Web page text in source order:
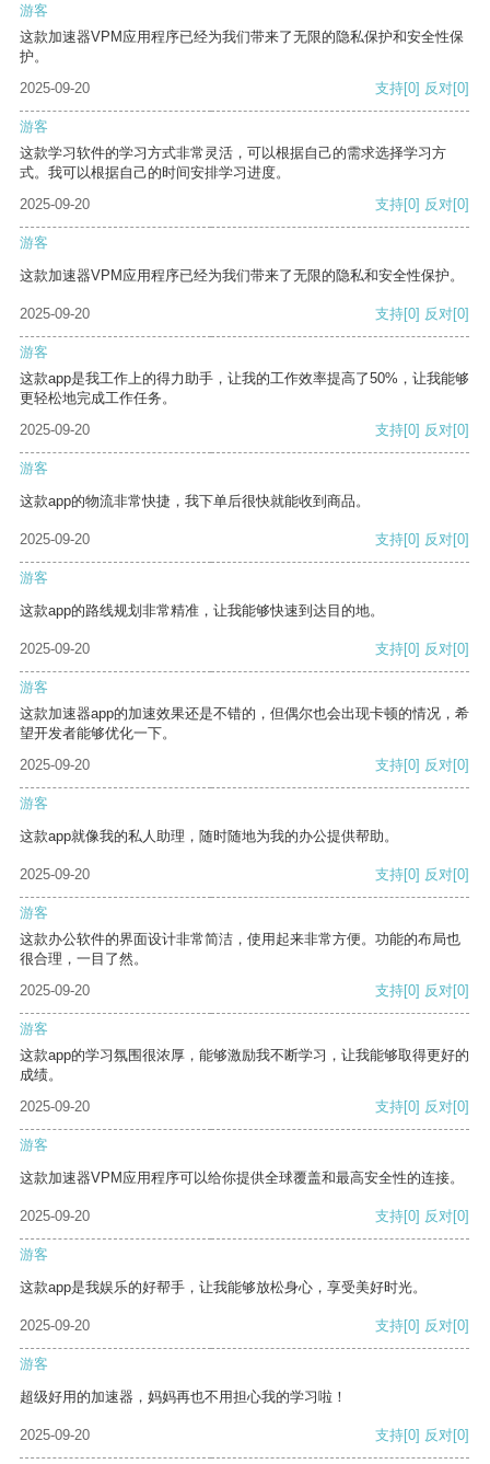
游客
这款加速器VPM应用程序已经为我们带来了无限的隐私保护和安全性保
护。
2025-09-20
支持[0] 反对[0]
游客
这款学习软件的学习方式非常灵活，可以根据自己的需求选择学习方
式。我可以根据自己的时间安排学习进度。
2025-09-20
支持[0] 反对[0]
游客
这款加速器VPM应用程序已经为我们带来了无限的隐私和安全性保护。
2025-09-20 支持[0] 反对[0]
游客
这款app是我工作上的得力助手，让我的工作效率提高了50%，让我能够
更轻松地完成工作任务。
2025-09-20
支持[0] 反对[0]
游客
这款app的物流非常快捷，我下单后很快就能收到商品。
2025-09-20 支持[0] 反对[0]
游客
这款app的路线规划非常精准，让我能够快速到达目的地。
2025-09-20 支持[0] 反对[0]
游客
这款加速器app的加速效果还是不错的，但偶尔也会出现卡顿的情况，希
望开发者能够优化一下。
2025-09-20
支持[0] 反对[0]
游客
这款app就像我的私人助理，随时随地为我的办公提供帮助。
2025-09-20 支持[0] 反对[0]
游客
这款办公软件的界面设计非常简洁，使用起来非常方便。功能的布局也
很合理，一目了然。
2025-09-20
支持[0] 反对[0]
游客
这款app的学习氛围很浓厚，能够激励我不断学习，让我能够取得更好的
成绩。
2025-09-20
支持[0] 反对[0]
游客
这款加速器VPM应用程序可以给你提供全球覆盖和最高安全性的连接。
2025-09-20 支持[0] 反对[0]
游客
这款app是我娱乐的好帮手，让我能够放松身心，享受美好时光。
2025-09-20 支持[0] 反对[0]
游客
超级好用的加速器，妈妈再也不用担心我的学习啦！
2025-09-20 支持[0] 反对[0]